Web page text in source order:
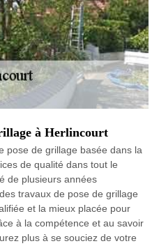
à Herlincourt
pose de grillage basée dans la
de qualité dans tout le
de plusieurs années
travaux de pose de grillage
et la mieux placée pour
à la compétence et au savoir
plus à se souciez de votre